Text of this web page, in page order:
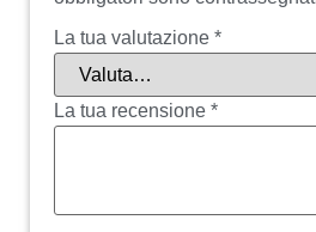
La tua valutazione *
La tua recensione *